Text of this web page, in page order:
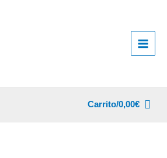
Carrito/0,00€